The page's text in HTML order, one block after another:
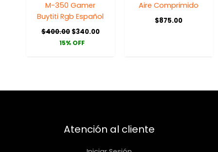
M-350 Gamer
Buytiti Rgb Español
$400.00 $340.00
15% OFF
Aire Comprimido
$875.00
Atención al cliente